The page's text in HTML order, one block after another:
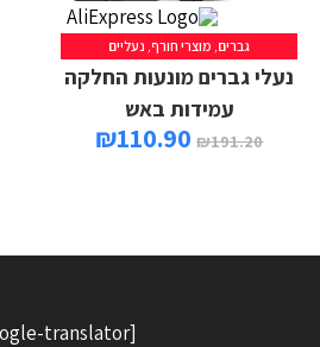
גברים, מוצרי חורף, נעליים
נעלי גברים מונעות החלקה
עמידות באש
₪191.20
₪110.90
[google-translator]